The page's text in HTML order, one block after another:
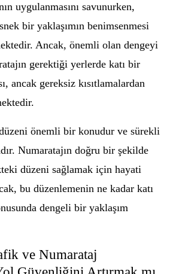
uygulanmasını savunurken,
bir yaklaşımın benimsenmesi
Ancak, önemli olan dengeyi
gerektiği yerlerde katı bir
ancak gereksiz kısıtlamalardan
önemli bir konudur ve sürekli
Numaratajın doğru bir şekilde
düzeni sağlamak için hayati
bu düzenlemenin ne kadar katı
dengeli bir yaklaşım
ve Numarataj